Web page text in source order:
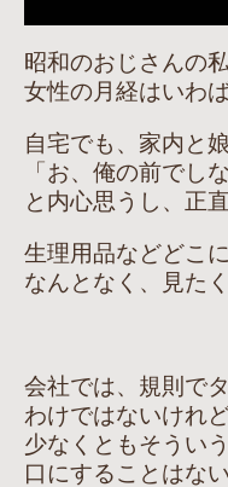
昭和のおじさんの
女性の月経はいわ
自宅でも、家内と
「お、俺の前でし
と内心思うし、正
生理用品などどこ
なんとなく、見たく
会社では、規則で
わけではないけれど
少なくともそうい
口にすることはない